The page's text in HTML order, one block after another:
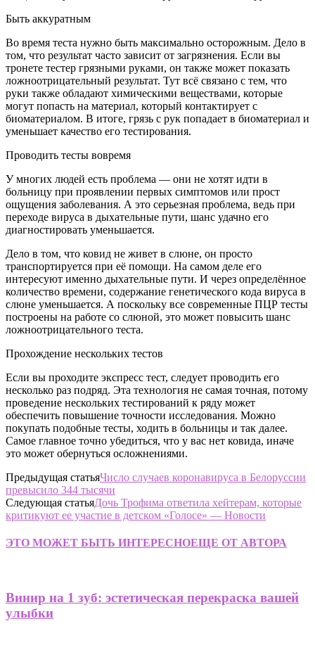
Быть аккуратным
Во время теста нужно быть максимально осторожным. Дело в
том, что результат часто зависит от загрязнения. Если вы
тронете тестер грязными руками, он также может показать
ложноотрицательный результат. Тут всё связано с тем, что
руки также обладают химическими веществами, которые
могут попасть на материал, который контактирует с
биоматериалом. В итоге, грязь с рук попадает в биоматериал и
уменьшает качество его тестирования.
Проводить тесты вовремя
У многих людей есть проблема — они не хотят идти в
больницу при проявлении первых симптомов или прост
ощущения заболевания. А это серьезная проблема, ведь при
переходе вируса в дыхательные пути, шанс удачно его
диагностировать уменьшается.
Дело в том, что ковид не живет в слюне, он просто
транспортируется при её помощи. На самом деле его
интересуют именно дыхательные пути. И через определённое
количество времени, содержание генетического кода вируса в
слюне уменьшается. А поскольку все современные ПЦР тесты
построены на работе со слюной, это может повысить шанс
ложноотрицательного теста.
Прохождение нескольких тестов
Если вы проходите экспресс тест, следует проводить его
несколько раз подряд. Эта технология не самая точная, потому
проведение нескольких тестирований к ряду может
обеспечить повышение точности исследования. Можно
покупать подобные тесты, ходить в больницы и так далее.
Самое главное точно убедиться, что у вас нет ковида, иначе
это может обернуться осложнениями.
Предыдущая статьяЧисло случаев коронавируса в Белоруссии
превысило 344 тысячи
Следующая статьяДочь Трофима ответила хейтерам, которые
критикуют ее участие в детском «Голосе» — Новости
ЭТО МОЖЕТ БЫТЬ ИНТЕРЕСНОЕЩЕ ОТ АВТОРА
Винир на 1 зуб: эстетическая перекраска вашей
улыбки